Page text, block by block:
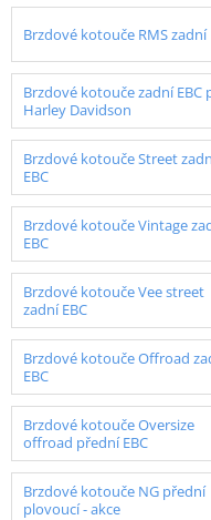
Brzdové kotouče RMS zadní
Brzdové kotouče zadní EBC
Harley Davidson
Brzdové kotouče Street
EBC
Brzdové kotouče Vintage
EBC
Brzdové kotouče Vee street
zadní EBC
Brzdové kotouče Offroad
EBC
Brzdové kotouče Oversize
offroad přední EBC
Brzdové kotouče NG přední
plovoucí - akce